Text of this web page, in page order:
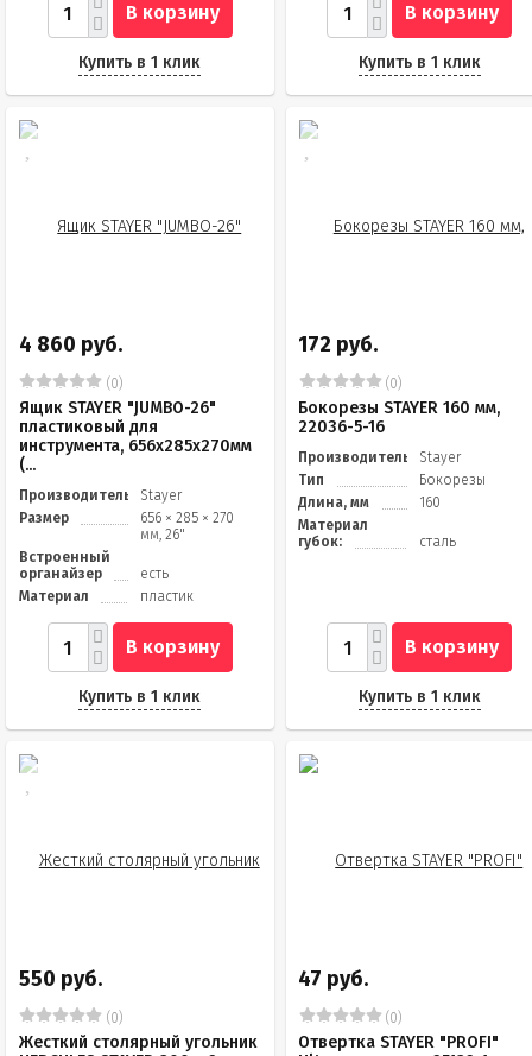
В корзину
Купить в 1 клик
В корзину
Купить в 1 клик
4 860 руб.
(0)
Ящик STAYER "JUMBO-26"
пластиковый для
инструмента, 656x285x270мм
(...
Производитель
Stayer
Размер
656 × 285 × 270
мм, 26"
Встроенный
органайзер
есть
Материал
пластик
В корзину
Купить в 1 клик
172 руб.
(0)
Бокорезы STAYER 160 мм,
22036-5-16
Производитель
Stayer
Тип
Бокорезы
Длина, мм
160
Материал
губок:
сталь
В корзину
Купить в 1 клик
550 руб.
(0)
Жесткий столярный угольник
47 руб.
(0)
Отвертка STAYER "PROFI"